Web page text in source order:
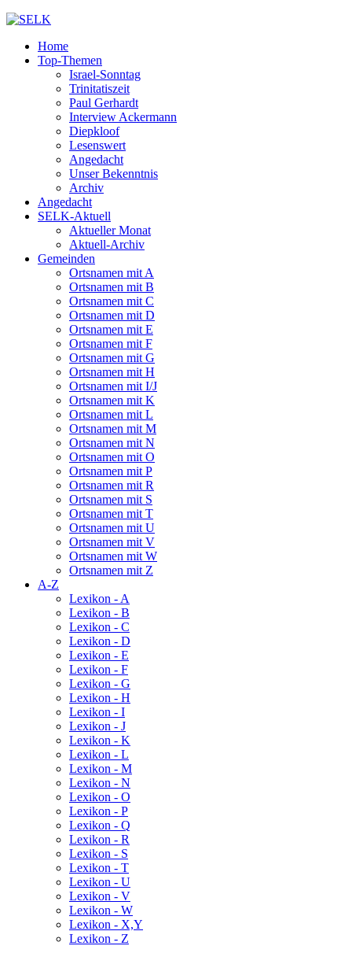
Home
Top-Themen
Israel-Sonntag
Trinitatiszeit
Paul Gerhardt
Interview Ackermann
Diepkloof
Lesenswert
Angedacht
Unser Bekenntnis
Archiv
Angedacht
SELK-Aktuell
Aktueller Monat
Aktuell-Archiv
Gemeinden
Ortsnamen mit A
Ortsnamen mit B
Ortsnamen mit C
Ortsnamen mit D
Ortsnamen mit E
Ortsnamen mit F
Ortsnamen mit G
Ortsnamen mit H
Ortsnamen mit I/J
Ortsnamen mit K
Ortsnamen mit L
Ortsnamen mit M
Ortsnamen mit N
Ortsnamen mit O
Ortsnamen mit P
Ortsnamen mit R
Ortsnamen mit S
Ortsnamen mit T
Ortsnamen mit U
Ortsnamen mit V
Ortsnamen mit W
Ortsnamen mit Z
A-Z
Lexikon - A
Lexikon - B
Lexikon - C
Lexikon - D
Lexikon - E
Lexikon - F
Lexikon - G
Lexikon - H
Lexikon - I
Lexikon - J
Lexikon - K
Lexikon - L
Lexikon - M
Lexikon - N
Lexikon - O
Lexikon - P
Lexikon - Q
Lexikon - R
Lexikon - S
Lexikon - T
Lexikon - U
Lexikon - V
Lexikon - W
Lexikon - X,Y
Lexikon - Z